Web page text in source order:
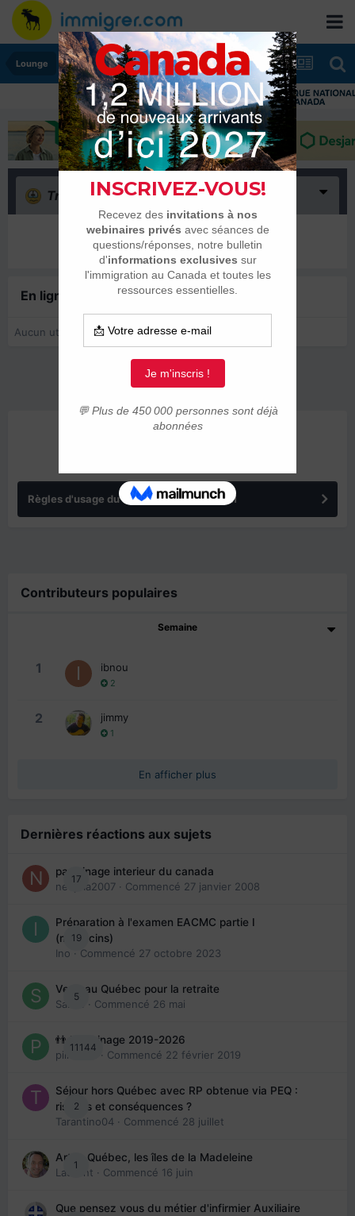
Lounge
Triste (0)
Il n’y a encore rien ici
En ligne récemment0 membre est en ligne
Aucun utilisateur enregistré regarde cette page.
Règles d'usage du forum IMMIGRER.COM
Contributeurs populaires
Semaine
1 ibnou
2
2 jimmy
1
En afficher plus
Dernières réactions aux sujets
17
parrainage interieur du canada
nedjma2007 · Commencé 27 janvier 2008
19
Préparation à l'examen EACMC partie I
(médecins)
Ino · Commencé 27 octobre 2023
5
Venir au Québec pour la retraite
Sab74
· Commencé 26 mai
11144
👬 Parrainage 2019-2026
piinoush · Commencé 22 février 2019
2
Séjour hors Québec avec RP obtenue via PEQ :
risques et conséquences ?
Tarantino04 · Commencé 28 juillet
1
Arte : Québec, les îles de la Madeleine
Laurent · Commencé 16 juin
Que pensez vous du métier d'infirmier Auxiliaire